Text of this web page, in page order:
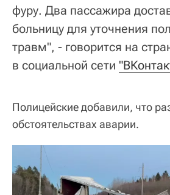
фуру. Два пассажира
больницу для уточнения
травм", - говорится на
в социальной сети
Полицейские добавили, что
обстоятельствах аварии.